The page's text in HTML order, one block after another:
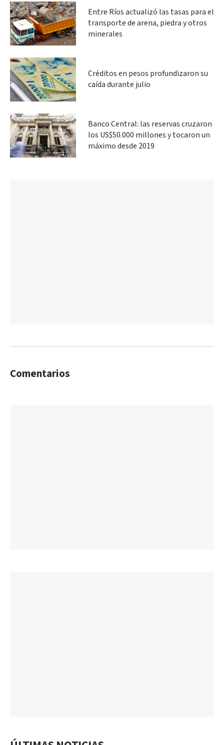
Entre Ríos actualizó las tasas para el
transporte de arena, piedra y otros
minerales
Créditos en pesos profundizaron su
caída durante julio
Banco Central: las reservas cruzaron
los US$50.000 millones y tocaron un
máximo desde 2019
Comentarios